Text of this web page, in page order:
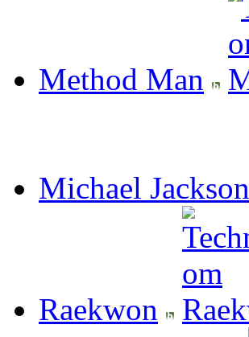
Method Man
Michael Jackson
Raekwon